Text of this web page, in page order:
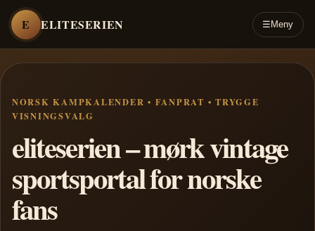
E ELITESERIEN ☰ Meny
NORSK KAMPKALENDER • FANPRAT • TRYGGE
VISNINGSVALG
eliteserien – mørk vintage
sportsportal for norske
fans